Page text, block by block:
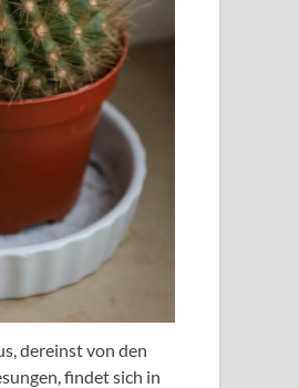
dereinst von den
findet sich in